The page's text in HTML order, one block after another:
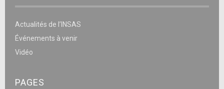
Actualités de l’INSAS
Événements à venir
Vidéo
PAGES